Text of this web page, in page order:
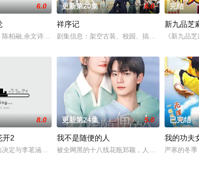
，突遭父亲经济犯罪问题牵连
6.0
柏融,余文诗,邵欣,宋益凡,郑湘敏
更新第20集 6.0
祥序记
剧集信息：架空古装、校园、搞笑 剧集规格：12
完结
新九品芝
《新九品
相爱相杀的故事。一个复仇心切不
8.0
开2
决定与李茗涵（郑舒环饰）共同投入新的二龙湖旅游开发事业中，
更新第24集 5.0
我不是随便的人
被全网黑的十八线花瓶郑颖，人生信条竟是随
已完结
我的功夫
严寒的冬